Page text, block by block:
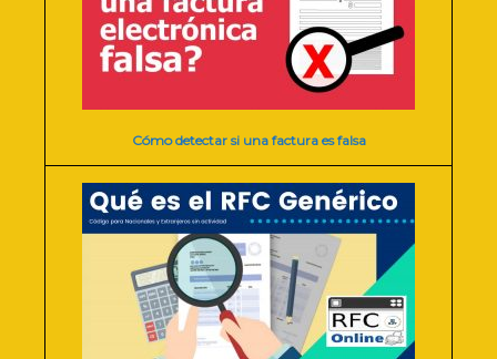
Cómo detectar si una factura es falsa